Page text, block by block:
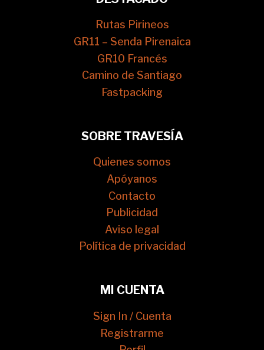
Rutas Pirineos
GR11 – Senda Pirenaica
GR10 Francés
Camino de Santiago
Fastpacking
SOBRE TRAVESÍA
Quienes somos
Apóyanos
Contacto
Publicidad
Aviso legal
Política de privacidad
MI CUENTA
Sign In / Cuenta
Registrarme